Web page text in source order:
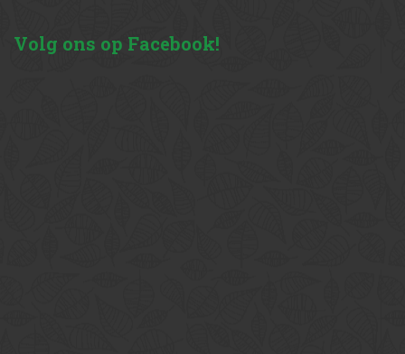
Volg ons op Facebook!